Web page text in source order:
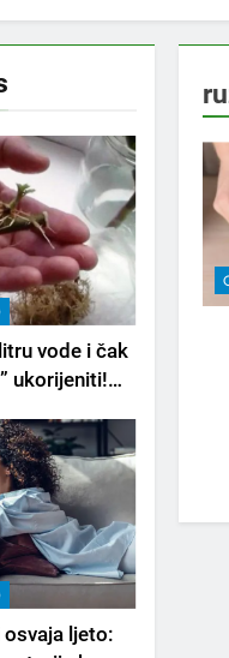
vode i čak
ukorijeniti!
ljeto: